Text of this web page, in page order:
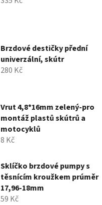
Brzdové destičky přední
univerzální, skútr
280 Kč
Vrut 4,8*16mm zelený-pro
montáž plastů skútrů a
motocyklů
8 Kč
Sklíčko brzdové pumpy s
těsnícím kroužkem prúměr
17,96-18mm
59 Kč